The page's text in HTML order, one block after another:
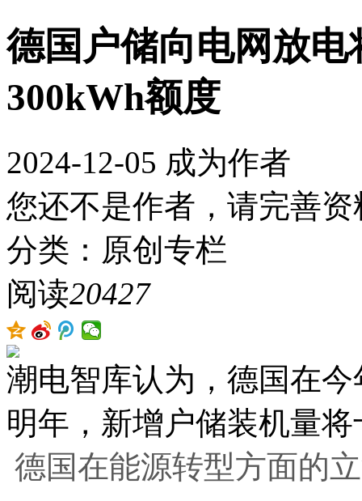
德国户储向电网放
300kWh额度
2024-12-05 成为作者
您还不是作者，请完善资
分类：原创专栏
阅读20427
潮电智库认为，德国在
明年，新增户储装机量
德国在能源转型方面的